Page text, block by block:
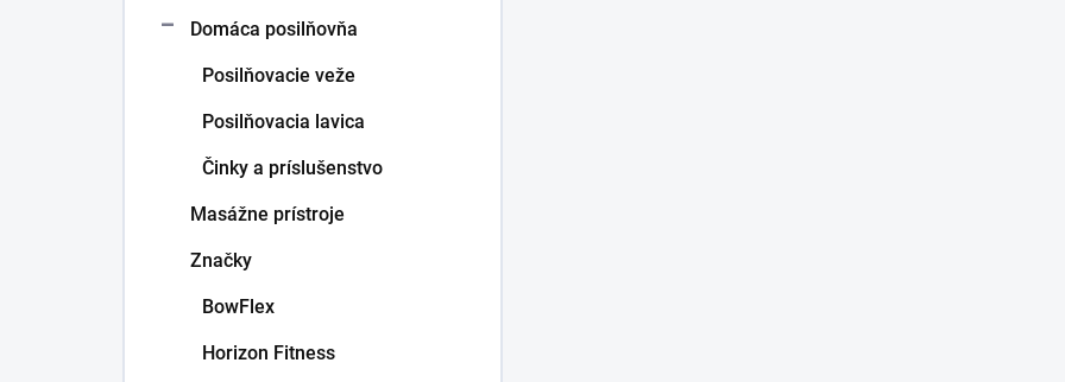
Domáca posilňovňa
Posilňovacie veže
Posilňovacia lavica
Činky a príslušenstvo
Masážne prístroje
Značky
BowFlex
Horizon Fitness